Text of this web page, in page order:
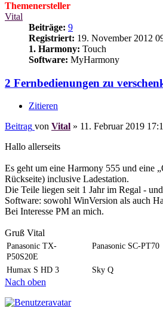
Themenersteller
Vital
Beiträge: 9
Registriert: 19. November 2012
1. Harmony: Touch
Software: MyHarmony
2 Fernbedienungen zu
Zitieren
Beitrag von Vital » 11. Februar 2019
Hallo allerseits
Es geht um eine Harmony 555 und eine
Rückseite) inclusive Ladestation.
Die Teile liegen seit 1 Jahr im Regal -
Software: sowohl WinVersion als auch
Bei Interesse PM an mich.
Gruß Vital
Panasonic TX-
P50S20E
Panasonic SC-PT70
Humax S HD 3
Sky Q
Nach oben